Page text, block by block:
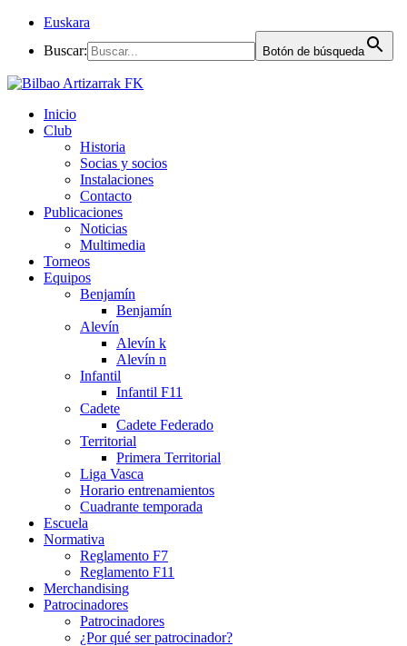
Euskara
Buscar:
Botón de búsqueda
Inicio
Club
Historia
Socias y socios
Instalaciones
Contacto
Publicaciones
Noticias
Multimedia
Torneos
Equipos
Benjamín
Benjamín
Alevín
Alevín k
Alevín n
Infantil
Infantil F11
Cadete
Cadete Federado
Territorial
Primera Territorial
Liga Vasca
Horario entrenamientos
Cuadrante temporada
Escuela
Normativa
Reglamento F7
Reglamento F11
Merchandising
Patrocinadores
Patrocinadores
¿Por qué ser patrocinador?